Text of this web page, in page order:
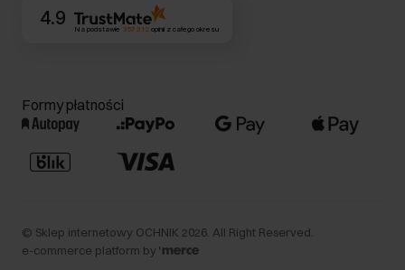
4.9
Na podstawie 357 312opinii z całego okresu
Formy płatności
© Sklep internetowy OCHNIK 2026 . All Right Reserved.
e-commerce platform by